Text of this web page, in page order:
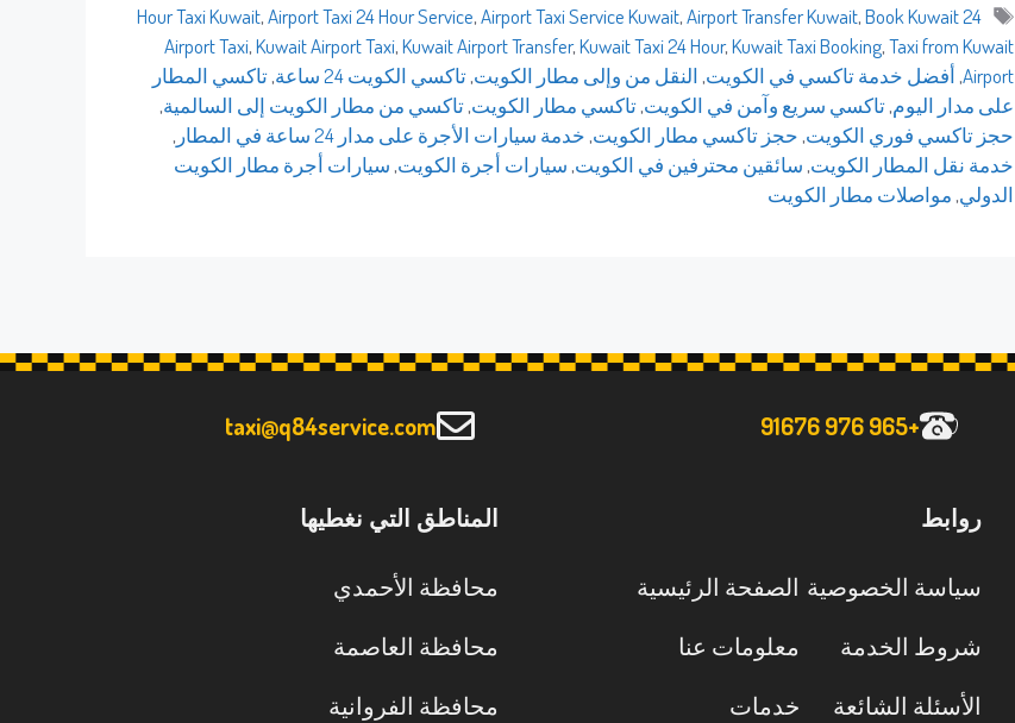
الوسوم
24 Hour Taxi Kuwait
,Airport Taxi 24 Hour Service,Airport Taxi Service Kuwait,Airport Transfer Kuwait,Book Kuwait
Airport Taxi,Kuwait Airport Taxi,Kuwait Airport Transfer,Kuwait Taxi 24 Hour,Kuwait Taxi Booking,Taxi from Kuwait
Airport
,أفضل خدمة تاكسي في الكويت,النقل من وإلى مطار الكويت,تاكسي الكويت 24 ساعة ,تاكسي المطار
على مدار اليوم,تاكسي سريع وآمن في الكويت,تاكسي مطار الكويت,تاكسي من مطار الكويت إلى السالمية,
حجز تاكسي فوري الكويت,حجز تاكسي مطار الكويت,خدمة سيارات الأجرة على مدار 24 ساعة في المطار
,
خدمة نقل المطار الكويت,سائقين محترفين في الكويت,سيارات أجرة الكويت,سيارات أجرة مطار الكويت
الدولي,مواصلات مطار الكويت
+965 976 91676
taxi@q84service.com
روابط
سياسة الخصوصية
شروط الخدمة
الأسئلة الشائعة
الصفحة الرئيسية
معلومات عنا
خدمات
المناطق التي نغطيها
محافظة الأحمدي
محافظة العاصمة
محافظة الفروانية